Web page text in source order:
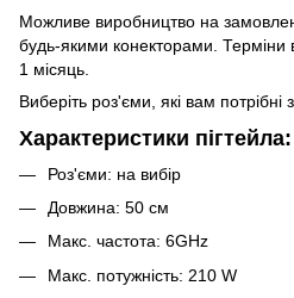
Можливе виробництво на
будь-якими конекторами. Терміни
1 місяць.
Виберіть роз'єми, які вам потрібні
Характеристики пігтейла:
Роз'єми: на вибір
Довжина: 50 см
Макс. частота: 6GHz
Макс. потужність: 210 W